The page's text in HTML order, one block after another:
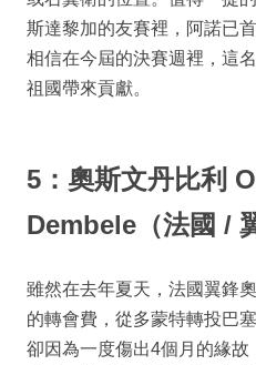
斯達黎加的友賽裡，阿諾已
相信在今屆的決賽週裡，這
祖國帶來貢獻。
5：奧斯文丹比利
Dembele（法國 /
雖然在去年夏天，法國翼鋒
的轉會費，從多蒙特轉投巴
卻因為一度傷出4個月的緣